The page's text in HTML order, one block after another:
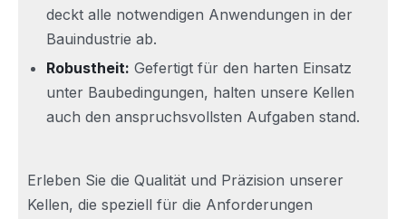
deckt alle notwendigen Anwendungen in der
Bauindustrie ab.
Robustheit: Gefertigt für den harten Einsatz
unter Baubedingungen, halten unsere Kellen
auch den anspruchsvollsten Aufgaben stand.
Erleben Sie die Qualität und Präzision unserer
Kellen, die speziell für die Anforderungen